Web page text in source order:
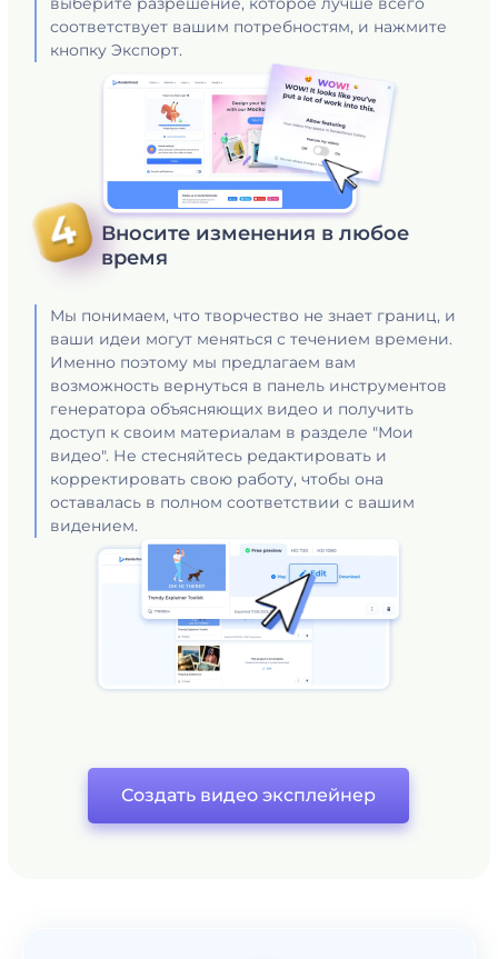
соответствует вашим потребностям, и нажмите
кнопку Экспорт.
Вносите изменения в любое
время
Мы понимаем, что творчество не знает границ, и
ваши идеи могут меняться с течением времени.
Именно поэтому мы предлагаем вам
возможность вернуться в панель инструментов
генератора объясняющих видео и получить
доступ к своим материалам в разделе "Мои
видео". Не стесняйтесь редактировать и
корректировать свою работу, чтобы она
оставалась в полном соответствии с вашим
видением.
Создать видео эксплейнер